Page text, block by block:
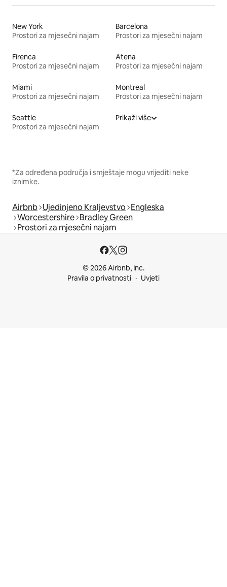
New York
Prostori za mjesečni najam
Barcelona
Prostori za mjesečni najam
Firenca
Prostori za mjesečni najam
Atena
Prostori za mjesečni najam
Miami
Prostori za mjesečni najam
Montreal
Prostori za mjesečni najam
Seattle
Prostori za mjesečni najam
Prikaži više
*Za određena područja i smještaje mogu vrijediti neke
iznimke.
Airbnb Ujedinjeno Kraljevstvo Engleska
Worcestershire Bradley Green
Prostori za mjesečni najam
© 2026 Airbnb, Inc.
Pravila o privatnosti
Uvjeti